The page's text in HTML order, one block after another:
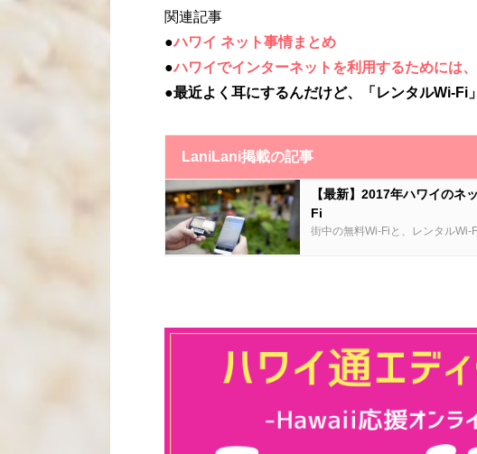
関連記事
●ハワイ ネット事情まとめ
●ハワイでインターネットを利用するためには
●最近よく耳にするんだけど、「レンタルWi-Fi
LaniLani掲載の記事
【最新】2017年ハワイの
Fi
街中の無料Wi-Fiと、レンタルWi-